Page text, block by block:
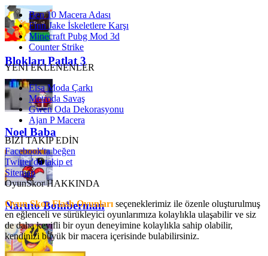
Blokları Patlat 3
Noel Baba
Naruto Bomberman
Ben 10 Macera Adası
Finn Jake İskeletlere Karşı
Minecraft Pubg Mod 3d
Counter Strike
YENİ EKLENENLER
Elsa Moda Çarkı
Metroda Savaş
Gwen Oda Dekorasyonu
Ajan P Macera
BİZİ TAKİP EDİN
Facebook'ta beğen
Twitter'da takip et
Sitemap
OyunSkor HAKKINDA
Oyun Skor Flash Oyunları seçeneklerimiz ile özenle oluşturulmuş
en eğlenceli ve sürükleyici oyunlarımıza kolaylıkla ulaşabilir ve siz
de daha keyifli bir oyun deneyimine kolaylıkla sahip olabilir,
kendinizi büyük bir macera içerisinde bulabilirsiniz.